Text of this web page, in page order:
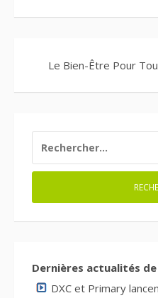
Le Bien-Être Pour
Dernières actualités de
DXC et Primary